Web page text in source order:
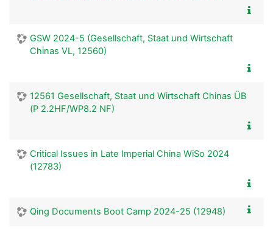
GSW 2024-5 (Gesellschaft, Staat und Wirtschaft
Chinas VL, 12560)
12561 Gesellschaft, Staat und Wirtschaft Chinas ÜB
(P 2.2HF/WP8.2 NF)
Critical Issues in Late Imperial China WiSo 2024
(12783)
Qing Documents Boot Camp 2024-25 (12948)